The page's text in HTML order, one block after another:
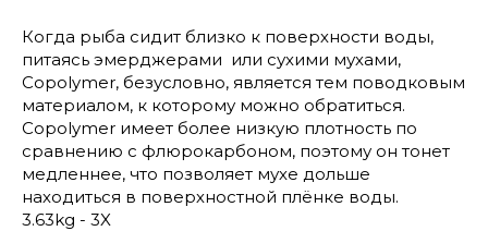
Когда рыба сидит близко к поверхности воды,
питаясь эмерджерами или сухими мухами,
Copolymer, безусловно, является тем поводковым
материалом, к которому можно обратиться.
Copolymer имеет более низкую плотность по
сравнению с флюрокарбоном, поэтому он тонет
медленнее, что позволяет мухе дольше
находиться в поверхностной плёнке воды.
3.63kg - 3X